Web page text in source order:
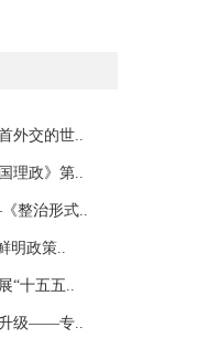
外交的世..
理政》第..
整治形式..
明政策..
“十五五..
升级——专..